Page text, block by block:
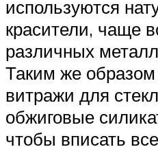
используются
красители, чаще
различных
Таким же
витражи для
обжиговые
чтобы вписать